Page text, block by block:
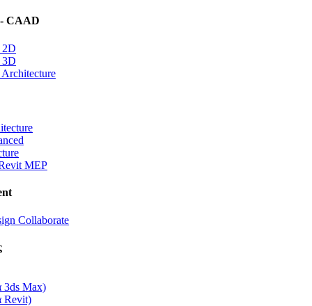
CAAD
MEP
Collaborate
3ds Max)
Revit)